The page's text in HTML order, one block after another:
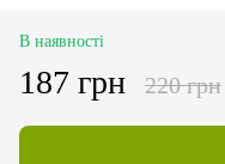
В наявності
187 грн 220 грн